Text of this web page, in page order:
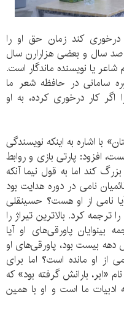
درخوری کند زمان حق او را
سال و بعضی هزارارن سال
یا نویسنده ماندگار است.
سامانی در حافظه شعر ما
اگر کار درخوری کرده، به او
با اشاره به اینکه نویسندگی
افزود: پارتی بازی و روابط
کند اما به قول نیما آنکه
نامی در دوره هدایت بود
نامی از او هست؟ حسینقلی
ترجمه کرد. بالاترین تیراژ را
پاورقی‌های او آیا
بیست بود، پاورقی‌های او
از او مانده است؟ اما برای
«ابر، بارانش گرفته بود» که
ادبیات ما است و او با همین